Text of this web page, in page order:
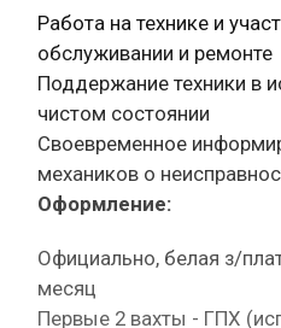
Работа на технике и
обслуживании и ремонте
Поддержание техники в
чистом состоянии
Своевременное
механиков о
Оформление:
Официально, белая з/
месяц
Первые 2 вахты - ГПХ